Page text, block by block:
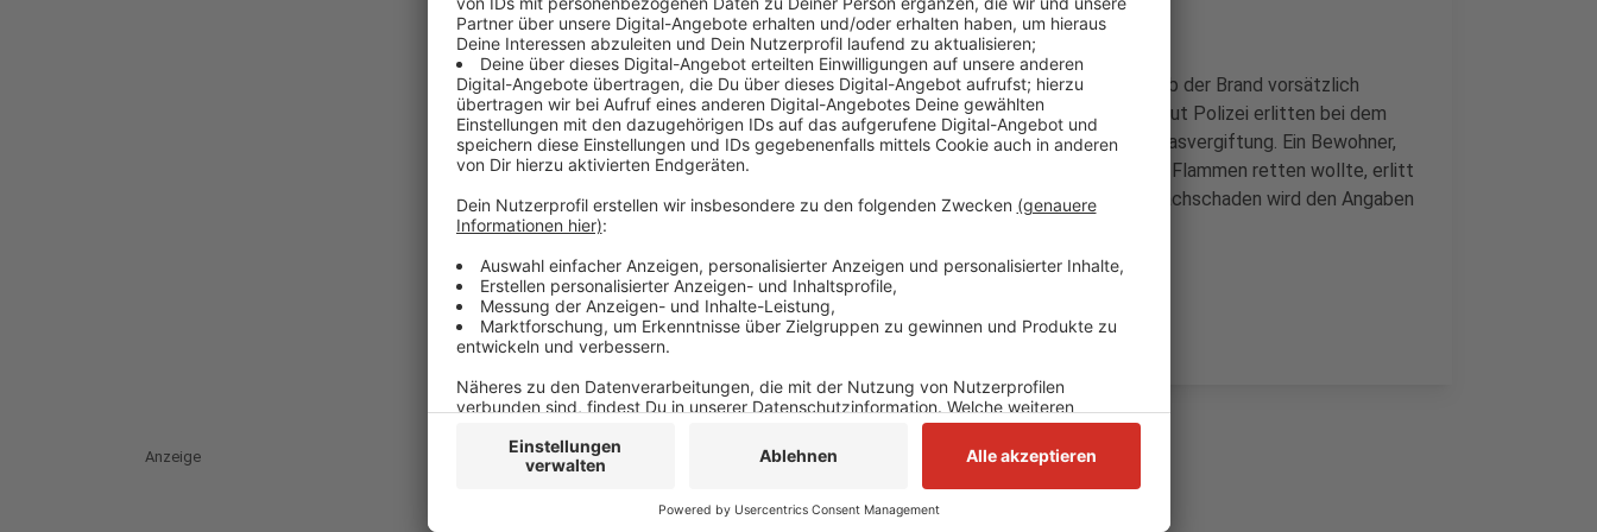
Trotzdem sei nach bisherigem Ermittlungsstand noch nicht klar, ob der Brand vorsätzlich
gelegt worden oder fahrlässig entstanden sei, sagt die Polizei. Laut Polizei erlitten bei dem
Brand am späten Freitagabend vier Personen eine leichte Rauchgasvergiftung. Ein Bewohner,
der sich mit einem Sprung aus dem ersten Obergeschoss vor den Flammen retten wollte, erlitt
eine Fußverletzung. Das Gebäude ist derzeit unbewohnbar. Der Sachschaden wird den Angaben
Anzeige
Anzeige